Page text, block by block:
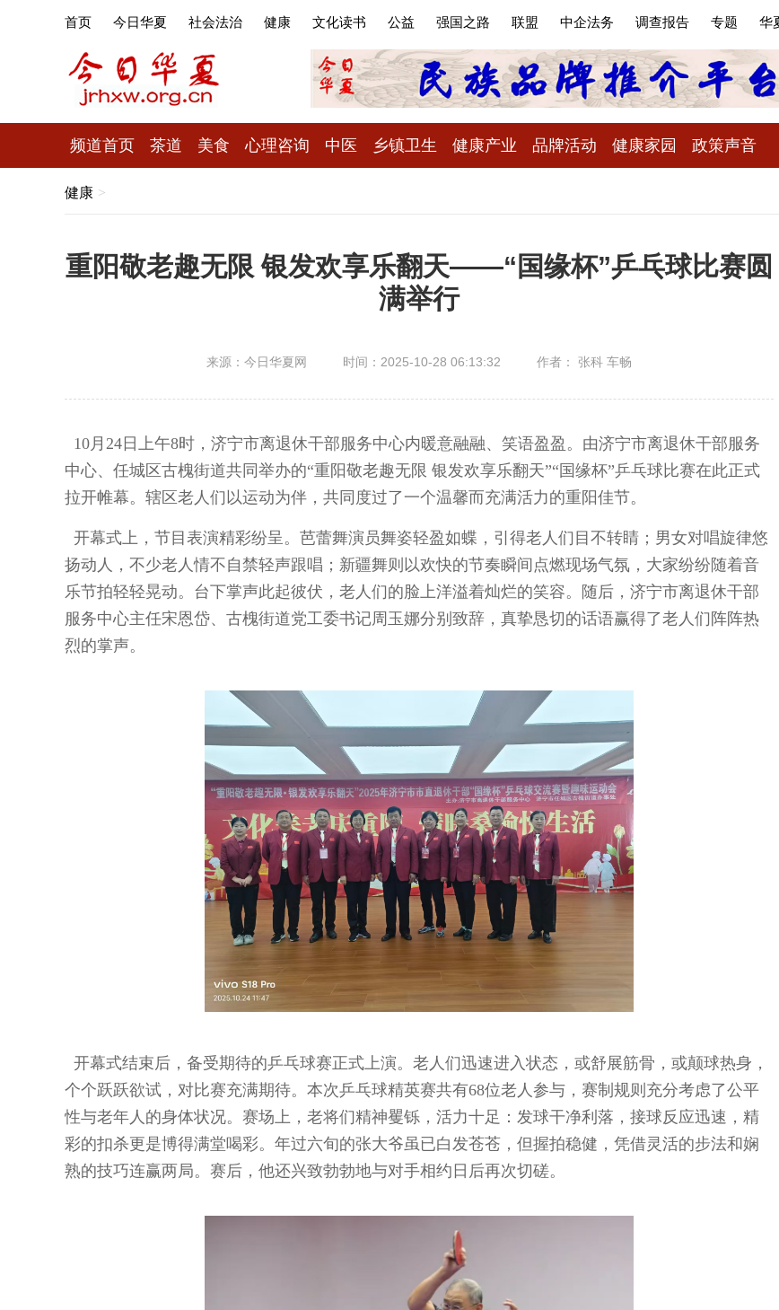
首页 今日华夏 社会法治 健康 文化读书 公益 强国之路 联盟 中企法务 调查报告 专题 华
频道首页 茶道 美食 心理咨询 中医 乡镇卫生 健康产业 品牌活动 健康家园 政策声音
健康 >
重阳敬老趣无限 银发欢享乐翻天——“国缘杯”乒乓球比赛圆
满举行
来源：今日华夏网 时间：2025-10-28 06:13:32 作者： 张科 车畅
10月24日上午8时，济宁市离退休干部服务中心内暖意融融、笑语盈盈。由济宁市离退休干部服务
中心、 任城区古槐街道共同举办的“重阳敬老趣无限 银发欢享乐翻天”“国缘杯”乒乓球比赛在此正式
拉开帷幕。辖区老人们以运动为伴，共同度过了一个温馨而充满活力的重阳佳节。
开幕式上，节目表演精彩纷呈。芭蕾舞演员舞姿轻盈如蝶，引得老人们目不转睛；男女对唱旋律悠
扬动人，不少老人情不自禁轻声跟唱；新疆舞则以欢快的节奏瞬间点燃现场气氛，大家纷纷随着音
乐节拍轻轻晃动。台下掌声此起彼伏，老人们的脸上洋溢着灿烂的笑容。随后，济宁市离退休干部
服务中心主任宋恩岱、古槐街道党工委书记周玉娜分别致辞，真挚恳切的话语赢得了老人们阵阵热
烈的掌声。
开幕式结束后，备受期待的乒乓球赛正式上演。老人们迅速进入状态，或舒展筋骨，或颠球热身，
个个跃跃欲试，对比赛充满期待。本次乒乓球精英赛共有68位老人参与，赛制规则充分考虑了公平
性与老年人的身体状况。赛场上，老将们精神矍铄，活力十足：发球干净利落，接球反应迅速，精
彩的扣杀更是博得满堂喝彩。年过六旬的张大爷虽已白发苍苍，但握拍稳健，凭借灵活的步法和娴
熟的技巧连赢两局。赛后，他还兴致勃勃地与对手相约日后再次切磋。